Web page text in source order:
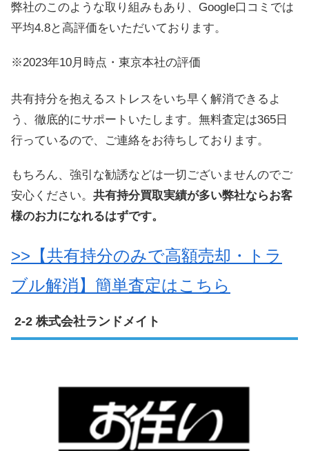
弊社のこのような取り組みもあり、Google口コミでは
平均4.8と高評価をいただいております。
※2023年10月時点・東京本社の評価
共有持分を抱えるストレスをいち早く解消できるよ
う、徹底的にサポートいたします。無料査定は365日
行っているので、ご連絡をお待ちしております。
もちろん、強引な勧誘などは一切ございませんのでご
安心ください。 共有持分買取実績が多い弊社ならお客
様のお力になれるはずです。
>>【共有持分のみで高額売却・トラ
ブル解消】簡単査定はこちら
株式会社ランドメイト